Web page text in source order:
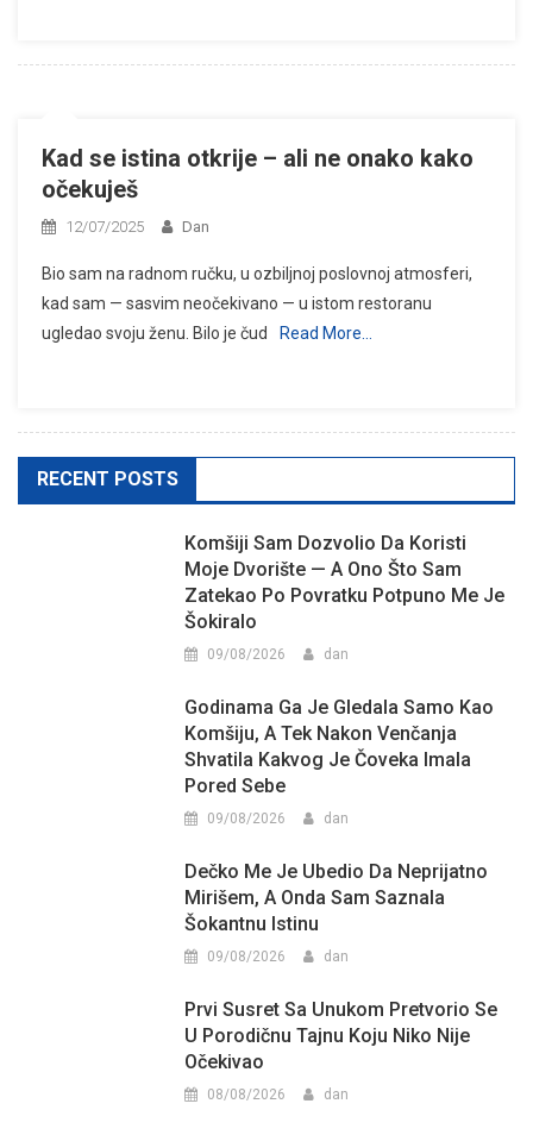
Kad se istina otkrije – ali ne onako kako
očekuješ
12/07/2025 Dan
Bio sam na radnom ručku, u ozbiljnoj poslovnoj atmosferi,
kad sam — sasvim neočekivano — u istom restoranu
ugledao svoju ženu. Bilo je čud
Read More…
RECENT POSTS
Komšiji Sam Dozvolio Da Koristi
Moje Dvorište — A Ono Što Sam
Zatekao Po Povratku Potpuno Me Je
Šokiralo
09/08/2026 dan
Godinama Ga Je Gledala Samo Kao
Komšiju, A Tek Nakon Venčanja
Shvatila Kakvog Je Čoveka Imala
Pored Sebe
09/08/2026 dan
Dečko Me Je Ubedio Da Neprijatno
Mirišem, A Onda Sam Saznala
Šokantnu Istinu
09/08/2026 dan
Prvi Susret Sa Unukom Pretvorio Se
U Porodičnu Tajnu Koju Niko Nije
Očekivao
08/08/2026 dan